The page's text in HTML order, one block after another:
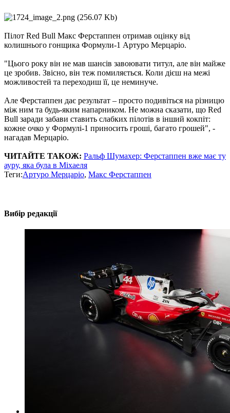
Пілот Red Bull Макс Ферстаппен отримав оцінку від
колишнього гонщика Формули-1 Артуро Мерцаріо.
"Цього року він не мав шансів завоювати титул, але він майже
це зробив. Звісно, ​​він теж помиляється. Коли дієш на межі
можливостей та переходиш її, це неминуче.
Але Ферстаппен дає результат – просто подивіться на різницю
між ним та будь-яким напарником. Не можна сказати, що Red
Bull заради забави ставить слабких пілотів в інший кокпіт:
кожне очко у Формулі-1 приносить гроші, багато грошей", -
нагадав Мерцаріо.
ЧИТАЙТЕ ТАКОЖ: Ральф Шумахер: Ферстаппен вже має ту
ауру, яка була в Міхаеля
Теги:Артуро Мерцаріо, Макс Ферстаппен
Вибір редакції